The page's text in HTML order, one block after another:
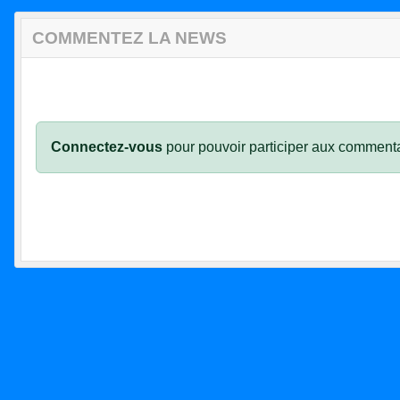
COMMENTEZ LA NEWS
Connectez-vous pour pouvoir participer aux